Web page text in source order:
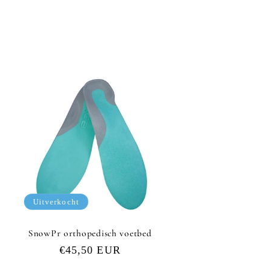
Uitverkocht
SnowPr orthopedisch voetbed
Normale
€45,50 EUR